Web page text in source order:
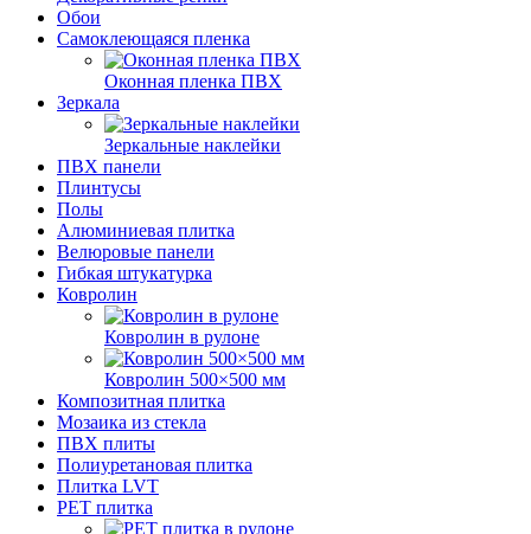
Обои
Самоклеющаяся пленка
Оконная пленка ПВХ
Зеркала
Зеркальные наклейки
ПВХ панели
Плинтусы
Полы
Алюминиевая плитка
Велюровые панели
Гибкая штукатурка
Ковролин
Ковролин в рулоне
Ковролин 500×500 мм
Композитная плитка
Мозаика из стекла
ПВХ плиты
Полиуретановая плитка
Плитка LVT
РЕТ плитка